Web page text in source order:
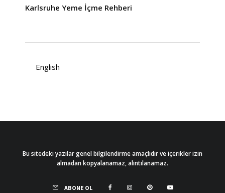
Karlsruhe Yeme İçme Rehberi
English
Bu sitedeki yazılar genel bilgilendirme amaçlıdır ve içerikler izin
almadan kopyalanamaz, alıntılanamaz.
ABONE OL